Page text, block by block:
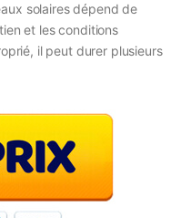
solaires dépend de
et les conditions
il peut durer plusieurs